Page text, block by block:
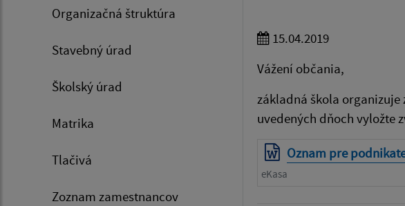
Organizačná štruktúra
Stavebný úrad
Školský úrad
Matrika
Tlačivá
Zoznam zamestnancov
15.04.2019
Vážení občania,
základná škola organizuje
uvedených dňoch vyložte
Oznam pre
eKasa